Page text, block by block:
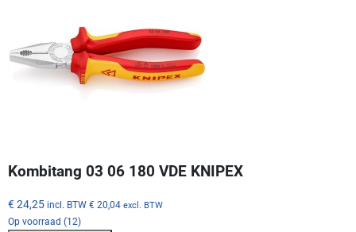
Kombitang 03 06 180 VDE KNIPEX
€ 24,25 incl. BTW € 20,04 excl. BTW
Op voorraad (12)